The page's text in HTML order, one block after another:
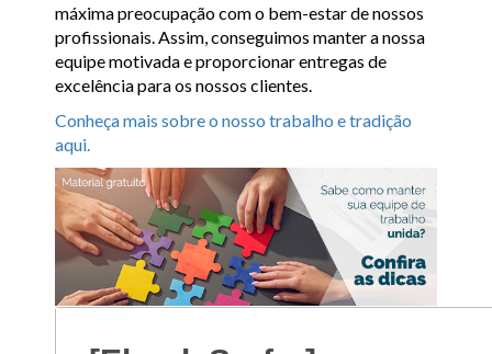
máxima preocupação com o bem-estar de nossos
profissionais. Assim, conseguimos manter a nossa
equipe motivada e proporcionar entregas de
excelência para os nossos clientes.
Conheça mais sobre o nosso trabalho e tradição
aqui.